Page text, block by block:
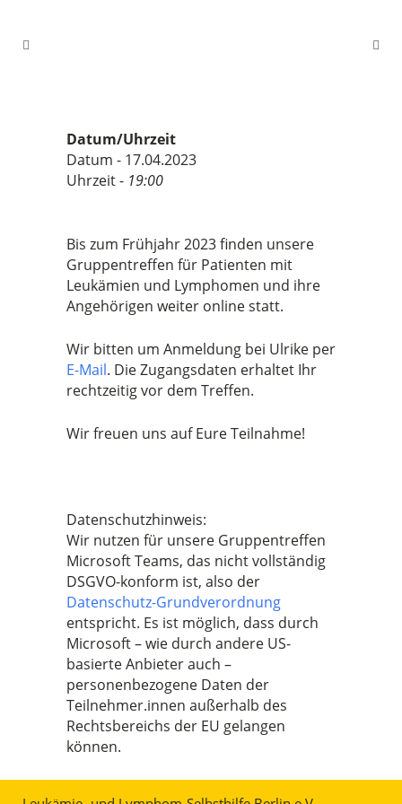
Datum/Uhrzeit
Datum - 17.04.2023
Uhrzeit - 19:00
Bis zum Frühjahr 2023 finden unsere
Gruppentreffen für Patienten mit
Leukämien und Lymphomen und ihre
Angehörigen weiter online statt.
Wir bitten um Anmeldung bei Ulrike per
E-Mail. Die Zugangsdaten erhaltet Ihr
rechtzeitig vor dem Treffen.
Wir freuen uns auf Eure Teilnahme!
Datenschutzhinweis:
Wir nutzen für unsere Gruppentreffen
Microsoft Teams, das nicht vollständig
DSGVO-konform ist, also der
Datenschutz-Grundverordnung
entspricht. Es ist möglich, dass durch
Microsoft – wie durch andere US-
basierte Anbieter auch –
personenbezogene Daten der
Teilnehmer.innen außerhalb des
Rechtsbereichs der EU gelangen
können.